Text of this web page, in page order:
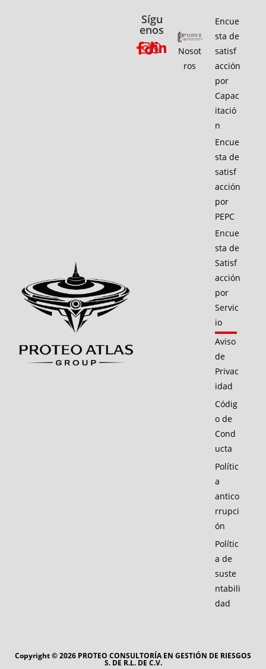
Sígu
enos
Nosot
ros
Encue
sta de
satisf
acción
por
Capac
itació
n
Encue
sta de
satisf
acción
por
PEPC
Encue
sta de
Satisf
acción
por
Servic
io
Aviso
de
Privac
idad
Códig
o de
Cond
ucta
Polític
a
antico
rrupci
ón
Polític
a de
suste
ntabili
dad
Copyright © 2026 PROTEO CONSULTORÍA EN GESTIÓN DE RIESGOS
S. DE R.L. DE C.V.